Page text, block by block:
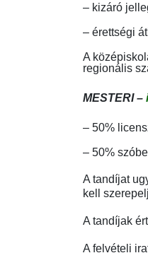
– kizáró
– érettségi
A
regionális
MESTERI –
– 50%
– 50%
A tandíjat
kell
A tandíjak
A felvételi